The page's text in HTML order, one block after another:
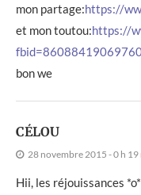
mon partage:https://
et mon toutou:https://
bon we
CÉLOU
28 novembre 2015 - 0 h 19
Hii, les réjouissances *o*